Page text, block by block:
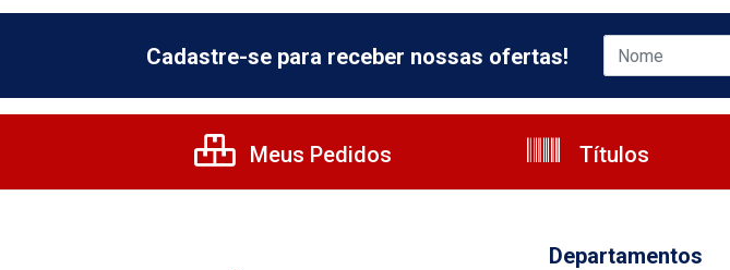
Cadastre-se para receber nossas ofertas!
Meus Pedidos Títulos
Departamentos